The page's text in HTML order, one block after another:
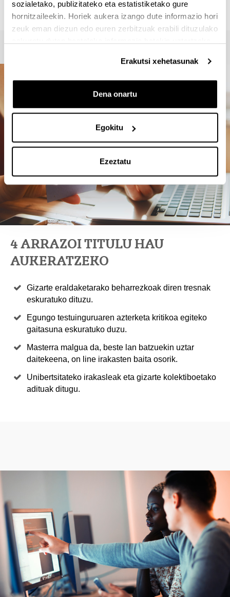
sozialetako, publizitateko eta estatistiketako gure
hornitzaileekin. Horiek aukera izango dute informazio hori
zeuk eman diezun edo euren zerbitzuak erabili dituzulako
Erakutsi xehetasunak
Dena onartu
Egokitu
Ezeztatu
4 ARRAZOI TITULU HAU
AUKERATZEKO
Gizarte eraldaketarako beharrezkoak diren tresnak
eskuratuko dituzu.
Egungo testuinguruaren azterketa kritikoa egiteko
gaitasuna eskuratuko duzu.
Masterra malgua da, beste lan batzuekin uztar
daitekeena, on line irakasten baita osorik.
Unibertsitateko irakasleak eta gizarte kolektiboetako
adituak ditugu.